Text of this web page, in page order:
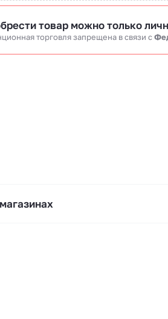
товар можно только
торговля запрещена в связи c